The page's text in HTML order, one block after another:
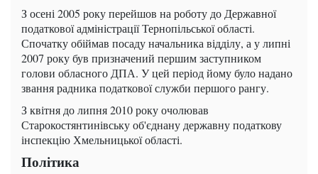
З осені 2005 року перейшов на роботу до Державної
податкової адміністрації Тернопільської області.
Спочатку обіймав посаду начальника відділу, а у липні
2007 року був призначений першим заступником
голови обласного ДПА. У цей період йому було надано
звання радника податкової служби першого рангу.
З квітня до липня 2010 року очолював
Старокостянтинівську об'єднану державну податкову
інспекцію Хмельницької області.
Політика